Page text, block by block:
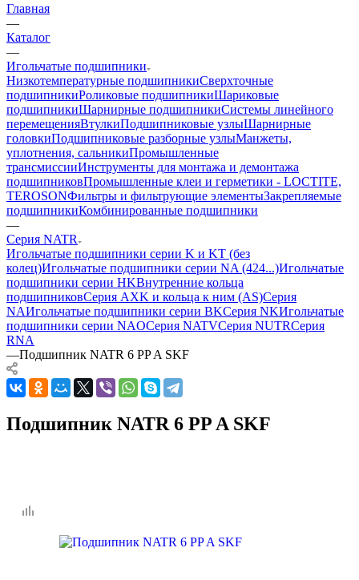
Главная
—
Каталог
—
Игольчатые подшипники
Низкотемпературные подшипникиСверхточные
подшипникиРоликовые подшипникиШариковые
подшипникиШарнирные подшипникиСистемы линейного
перемещенияВтулкиПодшипниковые узлыШарнирные
головкиПодшипниковые разборные узлыМанжеты,
уплотнения, сальникиПромышленные
трансмиссииИнструменты для монтажа и демонтажа
подшипниковПромышленные клеи и герметики - LOCTITE,
TEROSONФильтры и фильтрующие элементыЗакрепляемые
подшипникиКомбинированные подшипники
—
Серия NATR
Игольчатые подшипники серии K и KT (без
колец)Игольчатые подшипники серии NA (424...)Игольчатые
подшипники серии HKВнутренние кольца
подшипниковСерия AXK и кольца к ним (AS)Серия
NAИгольчатые подшипники серии BKСерия NKИгольчатые
подшипники серии NAOСерия NATVСерия NUTRСерия
RNA
—Подшипник NATR 6 PP A SKF
Подшипник NATR 6 PP A SKF